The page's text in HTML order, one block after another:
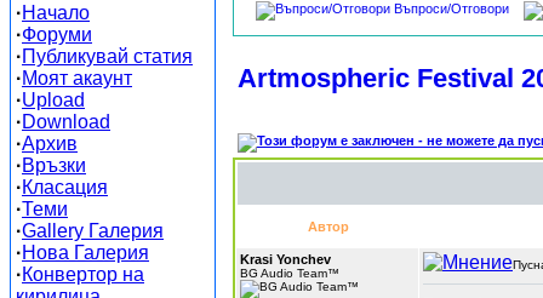
·Начало
·Форуми
·Публикувай статия
·Моят акаунт
·Upload
·Download
·Архив
·Връзки
·Класация
·Теми
·Gallery Галерия
·Нова Галерия
·Конвертор на
Въпроси/Отговори
Artmospheric Festival
Автор
Krasi Yonchev
BG Audio Team™